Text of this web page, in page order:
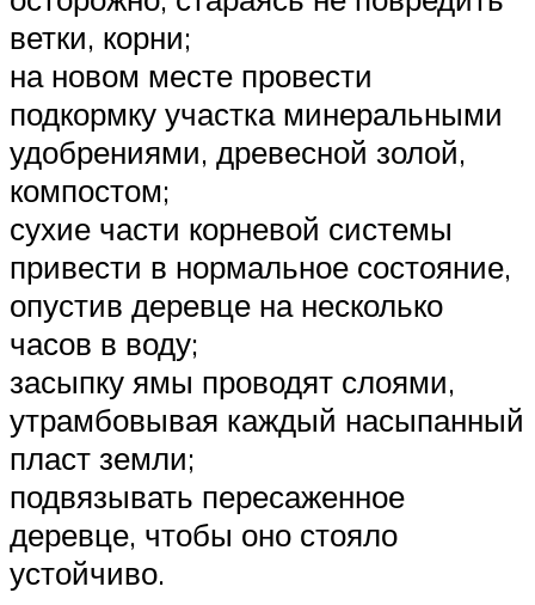
ветки, корни;
на новом месте провести
подкормку участка минеральными
удобрениями, древесной золой,
компостом;
сухие части корневой системы
привести в нормальное состояние,
опустив деревце на несколько
часов в воду;
засыпку ямы проводят слоями,
утрамбовывая каждый насыпанный
пласт земли;
подвязывать пересаженное
деревце, чтобы оно стояло
устойчиво.